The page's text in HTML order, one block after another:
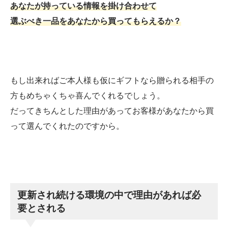
あなたが持っている情報を掛け合わせて
選ぶべき一品をあなたから買ってもらえるか？
もし出来ればご本人様も仮にギフトなら贈られる相手の
方もめちゃくちゃ喜んでくれるでしょう。
だってきちんとした理由があってお客様があなたから買
って選んでくれたのですから。
更新され続ける環境の中で理由があれば必
要とされる